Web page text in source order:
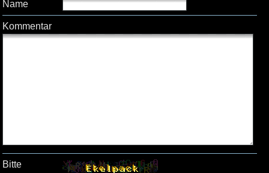
Name
Kommentar
Bitte